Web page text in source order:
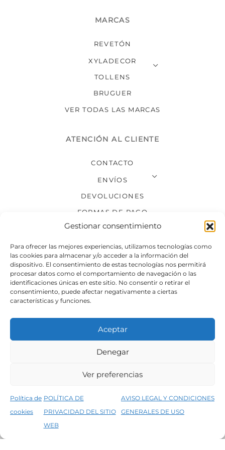
Gestionar consentimiento
Para ofrecer las mejores experiencias, utilizamos tecnologías como
las cookies para almacenar y/o acceder a la información del
dispositivo. El consentimiento de estas tecnologías nos permitirá
procesar datos como el comportamiento de navegación o las
identificaciones únicas en este sitio. No consentir o retirar el
consentimiento, puede afectar negativamente a ciertas
características y funciones.
Aceptar
Denegar
Ver preferencias
Política de
cookies
POLÍTICA DE
PRIVACIDAD DEL SITIO
WEB
AVISO LEGAL Y CONDICIONES
GENERALES DE USO
5% de descuento en tu primera compra, utiliza el código PRIMERACOMPRA
MARCAS
REVETÓN
XYLADECOR
TOLLENS
BRUGUER
VER TODAS LAS MARCAS
ATENCIÓN AL CLIENTE
CONTACTO
ENVÍOS
DEVOLUCIONES
FORMAS DE PAGO
SÍGUENOS
Condiciones generales de venta
Política de privacidad del sitio web
©2026 Decopintur- todos los derechos